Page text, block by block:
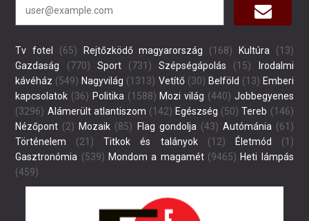
Tv fotel (65) Rejtőzködő magyarország (168) Kultúra (13)
Gazdaság (770) Sport(731) Szépségápolás (15)
Irodalmi
kávéház (549) Nagyvilág (1313) Vetítő(30) Belföld (13) Emberi
kapcsolatok (36) Politika (1588) Mozi világ (440) Jobbegyenes
(3296) Alámerült atlantiszom (142) Egészség (50) Tereb (146)
Nézőpont (2) Mozaik (85) Flag gondolja (43) Autómánia (61)
Történelem (21) Titkok és talányok(12) Életmód (1)
Gasztronómia (539) Mondom a magamét(9465) Heti lámpás
(459)